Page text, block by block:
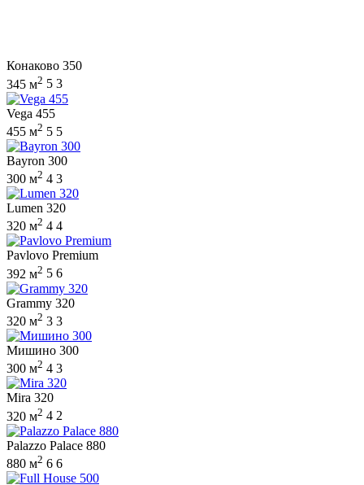
Конаково 350
345 м2 5 3
Vega 455
455 м2 5 5
Bayron 300
300 м2 4 3
Lumen 320
320 м2 4 4
Pavlovo Premium
392 м2 5 6
Grammy 320
320 м2 3 3
Мишино 300
300 м2 4 3
Mira 320
320 м2 4 2
Palazzo Palace 880
880 м2 6 6